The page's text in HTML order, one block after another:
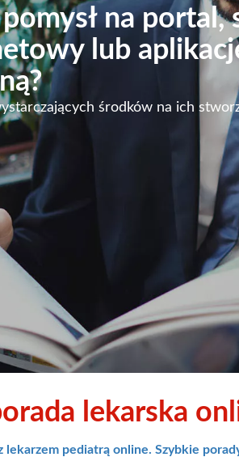
na portal,
lub
środków na ich
lekarska
lekarzem pediatrą online. Szybkie